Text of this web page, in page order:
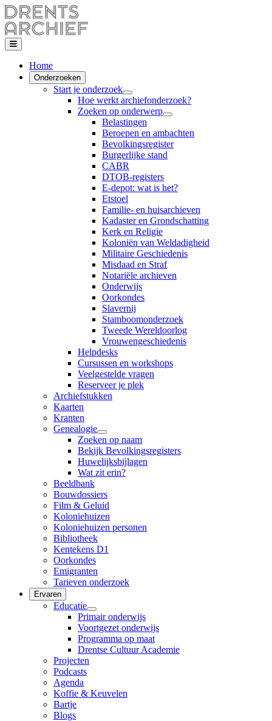
Home
Onderzoeken
Start je onderzoek
Hoe werkt archiefonderzoek?
Zoeken op onderwerp
Belastingen
Beroepen en ambachten
Bevolkingsregister
Burgerlijke stand
CABR
DTOB-registers
E-depot: wat is het?
Etstoel
Familie- en huisarchieven
Kadaster en Grondschatting
Kerk en Religie
Koloniën van Weldadigheid
Militaire Geschiedenis
Misdaad en Straf
Notariële archieven
Onderwijs
Oorkondes
Slavernij
Stamboomonderzoek
Tweede Wereldoorlog
Vrouwengeschiedenis
Helpdesks
Cursussen en workshops
Veelgestelde vragen
Reserveer je plek
Archiefstukken
Kaarten
Kranten
Genealogie
Zoeken op naam
Bekijk Bevolkingsregisters
Huwelijksbijlagen
Wat zit erin?
Beeldbank
Bouwdossiers
Film & Geluid
Koloniehuizen
Koloniehuizen personen
Bibliotheek
Kentekens D1
Oorkondes
Emigranten
Tarieven onderzoek
Ervaren
Educatie
Primair onderwijs
Voortgezet onderwijs
Programma op maat
Drentse Cultuur Academie
Projecten
Podcasts
Agenda
Koffie & Keuvelen
Bartje
Blogs